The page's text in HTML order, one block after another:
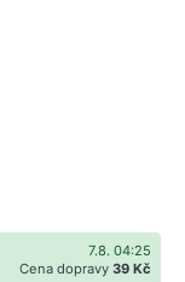
7.8. 04:25
Cena dopravy 39 Kč